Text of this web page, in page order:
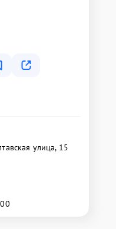
улица, 15